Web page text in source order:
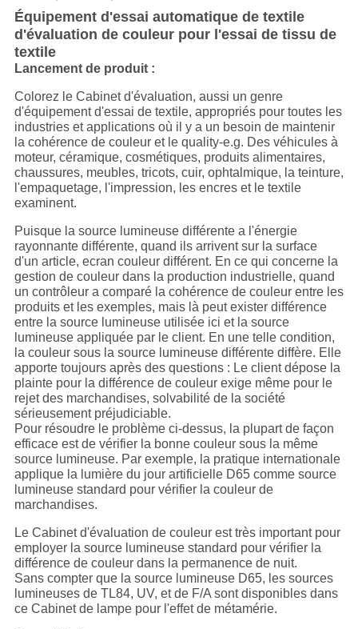
Équipement d'essai automatique de textile
d'évaluation de couleur pour l'essai de tissu de
textile
Lancement de produit :
Colorez le Cabinet d'évaluation, aussi un genre
d'équipement d'essai de textile, appropriés pour toutes les
industries et applications où il y a un besoin de maintenir
la cohérence de couleur et le quality-e.g. Des véhicules à
moteur, céramique, cosmétiques, produits alimentaires,
chaussures, meubles, tricots, cuir, ophtalmique, la teinture,
l'empaquetage, l'impression, les encres et le textile
examinent.
Puisque la source lumineuse différente a l'énergie
rayonnante différente, quand ils arrivent sur la surface
d'un article, ecran couleur différent. En ce qui concerne la
gestion de couleur dans la production industrielle, quand
un contrôleur a comparé la cohérence de couleur entre les
produits et les exemples, mais là peut exister différence
entre la source lumineuse utilisée ici et la source
lumineuse appliquée par le client. En une telle condition,
la couleur sous la source lumineuse différente diffère. Elle
apporte toujours après des questions : Le client dépose la
plainte pour la différence de couleur exige même pour le
rejet des marchandises, solvabilité de la société
sérieusement préjudiciable.
Pour résoudre le problème ci-dessus, la plupart de façon
efficace est de vérifier la bonne couleur sous la même
source lumineuse. Par exemple, la pratique internationale
applique la lumière du jour artificielle D65 comme source
lumineuse standard pour vérifier la couleur de
marchandises.
Le Cabinet d'évaluation de couleur est très important pour
employer la source lumineuse standard pour vérifier la
différence de couleur dans la permanence de nuit.
Sans compter que la source lumineuse D65, les sources
lumineuses de TL84, UV, et de F/A sont disponibles dans
ce Cabinet de lampe pour l'effet de métamérie.